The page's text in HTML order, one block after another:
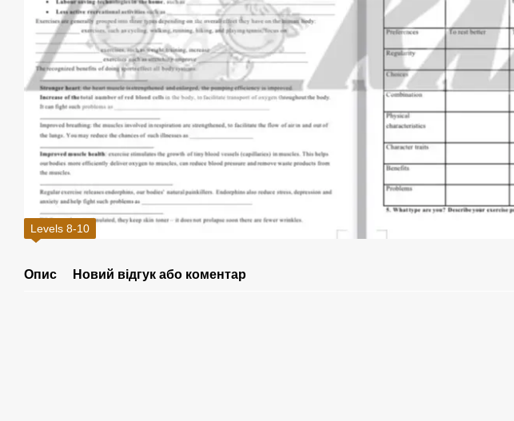
Levels 8-10
Опис Новий відгук або коментар